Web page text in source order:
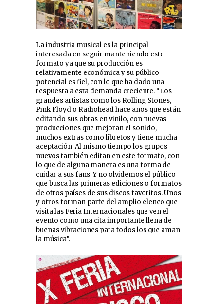
La industria musical es la principal
interesada en seguir manteniendo este
formato ya que su producción es
relativamente económica y su público
potencial es fiel, con lo que ha dado una
respuesta a esta demanda creciente. “Los
grandes artistas como los Rolling Stones,
Pink Floyd o Radiohead hace años que están
editando sus obras en vinilo, con nuevas
producciones que mejoran el sonido,
muchos extras como libretos y tiene mucha
aceptación. Al mismo tiempo los grupos
nuevos también editan en este formato, con
lo que de alguna manera es una forma de
cuidar a sus fans. Y no olvidemos el público
que busca las primeras ediciones o formatos
de otros países de sus discos favoritos. Unos
y otros forman parte del amplio elenco que
visita las Feria Internacionales que ven el
evento como una cita importante llena de
buenas vibraciones para todos los que aman
la música”.